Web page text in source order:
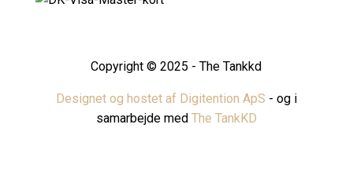
Copyright © 2025 - The Tankkd
Designet og hostet af Digitention ApS - og i
samarbejde med The TankKD